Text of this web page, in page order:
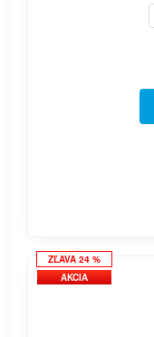
ZĽAVA 24 %
AKCIA